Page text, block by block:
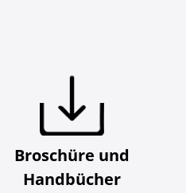
Broschüre und
Handbücher